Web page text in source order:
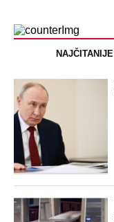
NAJČITANIJE